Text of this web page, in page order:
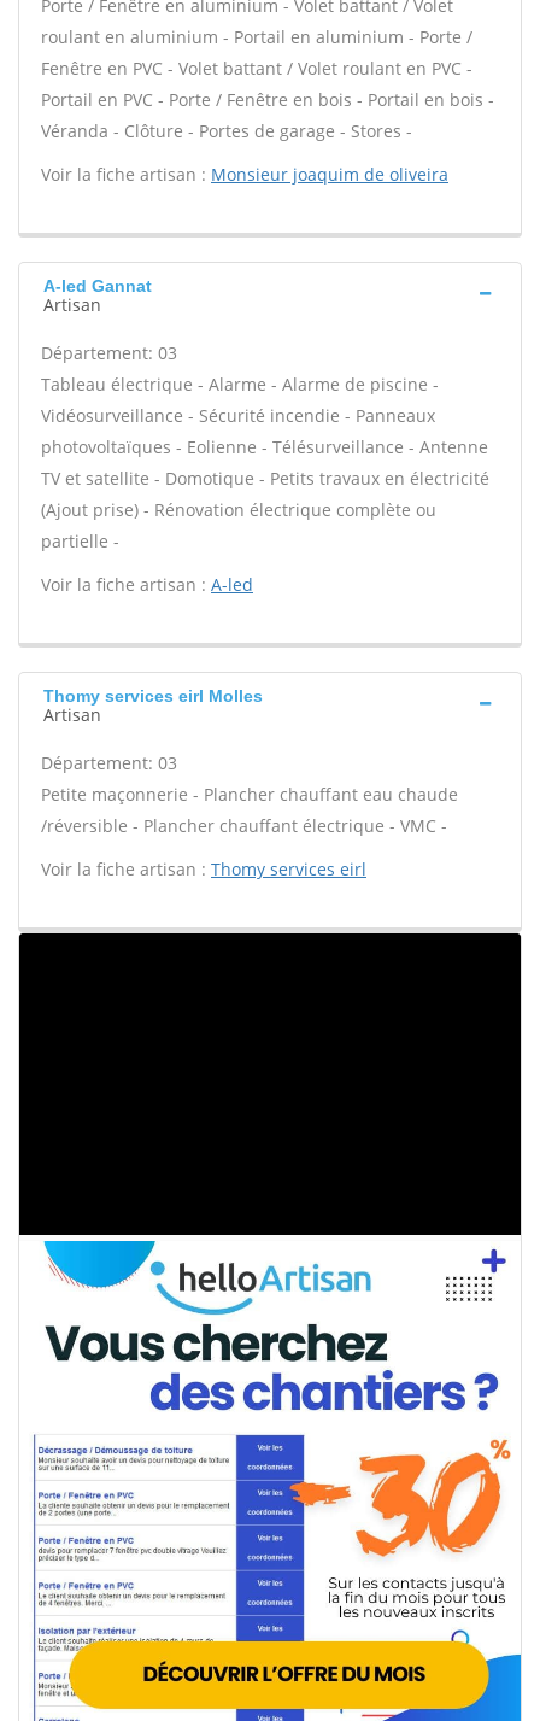
Porte / Fenêtre en aluminium - Volet battant / Volet
roulant en aluminium - Portail en aluminium - Porte /
Fenêtre en PVC - Volet battant / Volet roulant en PVC -
Portail en PVC - Porte / Fenêtre en bois - Portail en bois -
Véranda - Clôture - Portes de garage - Stores -
Voir la fiche artisan : Monsieur joaquim de oliveira
A-led Gannat
Artisan
Département: 03
Tableau électrique - Alarme - Alarme de piscine -
Vidéosurveillance - Sécurité incendie - Panneaux
photovoltaïques - Eolienne - Télésurveillance - Antenne
TV et satellite - Domotique - Petits travaux en électricité
(Ajout prise) - Rénovation électrique complète ou
partielle -
Voir la fiche artisan : A-led
Thomy services eirl Molles
Artisan
Département: 03
Petite maçonnerie - Plancher chauffant eau chaude
/réversible - Plancher chauffant électrique - VMC -
Voir la fiche artisan : Thomy services eirl